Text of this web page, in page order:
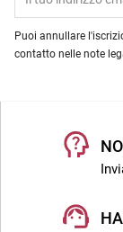
Puoi annullare
contatto nelle note